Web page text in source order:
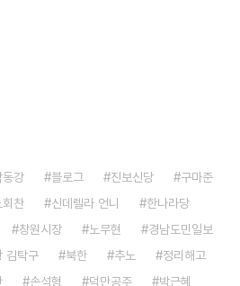
담회에 두 번
동강 블로그 진보신당
구마준
회찬 신데렐라 언니
한나라당
창원시장 노무현
경남도민일보
김탁구 북한 추노
정리해고
손석형 덕만공주 박근혜